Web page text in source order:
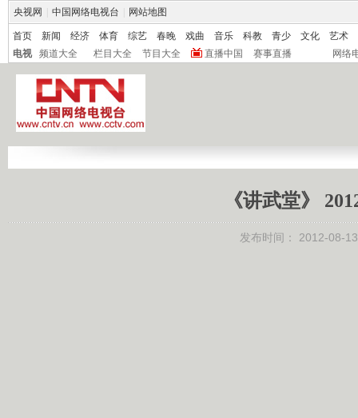
央视网 中国网络电视台 网站地图
首页 新闻 经济 体育 综艺 春晚 戏曲 音乐 科教 青少 文化
艺术
电视
频道大全 栏目大全 节目大全 直播中国 赛事直播 网络
《讲武堂》
发布时间： 2012-08-